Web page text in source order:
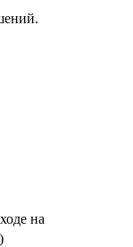
целеполагания
определений
на